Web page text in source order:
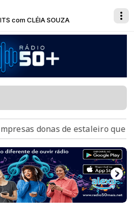
CLÉIA SOUZA
donas de estaleiro que poluiu